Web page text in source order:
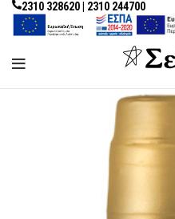
2310 328620 | 2310 244700